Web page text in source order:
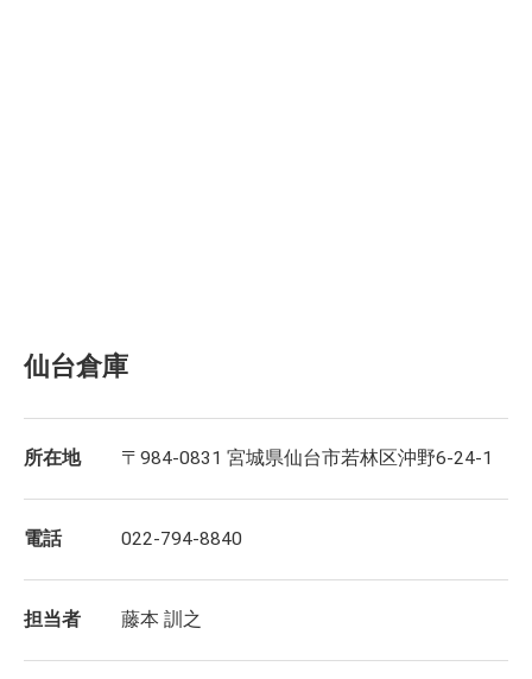
仙台倉庫
所在地 〒984-0831 宮城県仙台市若林区沖野6-24-1
電話 022-794-8840
担当者 藤本 訓之